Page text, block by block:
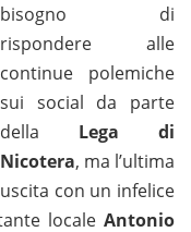
bisogno di
rispondere alle
continue polemiche
sui social da parte
della Lega di
Nicotera, ma l’ultima
uscita con un infelice
locale Antonio